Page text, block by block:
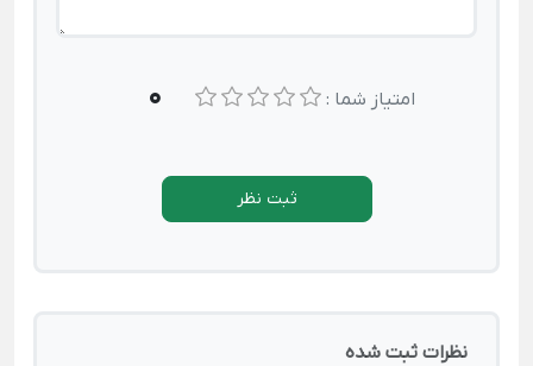
امتیاز شما : 0
ثبت نظر
نظرات ثبت شده